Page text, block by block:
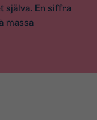
själva. En siffra
massa